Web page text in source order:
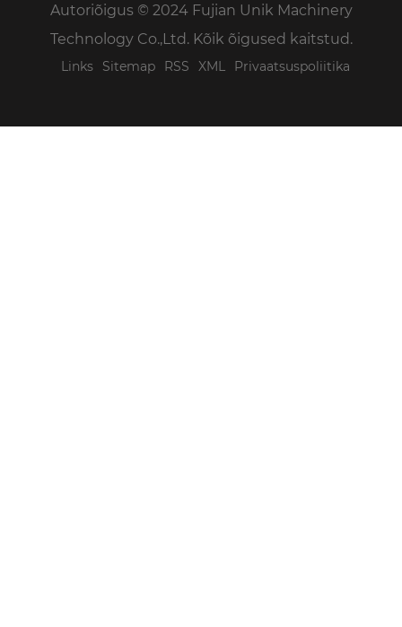
Autoriõigus © 2024 Fujian Unik Machinery
Technology Co.,Ltd. Kõik õigused kaitstud.
Links Sitemap RSS XML Privaatsuspoliitika